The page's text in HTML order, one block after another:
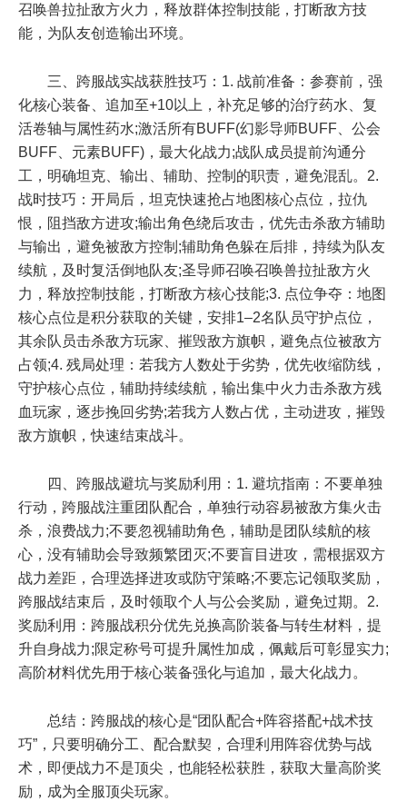
召唤兽拉扯敌方火力，释放群体控制技能，打断敌方技
能，为队友创造输出环境。
三、跨服战实战获胜技巧：1. 战前准备：参赛前，强
化核心装备、追加至+10以上，补充足够的治疗药水、复
活卷轴与属性药水;激活所有BUFF(幻影导师BUFF、公会
BUFF、元素BUFF)，最大化战力;战队成员提前沟通分
工，明确坦克、输出、辅助、控制的职责，避免混乱。2.
战时技巧：开局后，坦克快速抢占地图核心点位，拉仇
恨，阻挡敌方进攻;输出角色绕后攻击，优先击杀敌方辅助
与输出，避免被敌方控制;辅助角色躲在后排，持续为队友
续航，及时复活倒地队友;圣导师召唤召唤兽拉扯敌方火
力，释放控制技能，打断敌方核心技能;3. 点位争夺：地图
核心点位是积分获取的关键，安排1–2名队员守护点位，
其余队员击杀敌方玩家、摧毁敌方旗帜，避免点位被敌方
占领;4. 残局处理：若我方人数处于劣势，优先收缩防线，
守护核心点位，辅助持续续航，输出集中火力击杀敌方残
血玩家，逐步挽回劣势;若我方人数占优，主动进攻，摧毁
敌方旗帜，快速结束战斗。
四、跨服战避坑与奖励利用：1. 避坑指南：不要单独
行动，跨服战注重团队配合，单独行动容易被敌方集火击
杀，浪费战力;不要忽视辅助角色，辅助是团队续航的核
心，没有辅助会导致频繁团灭;不要盲目进攻，需根据双方
战力差距，合理选择进攻或防守策略;不要忘记领取奖励，
跨服战结束后，及时领取个人与公会奖励，避免过期。2.
奖励利用：跨服战积分优先兑换高阶装备与转生材料，提
升自身战力;限定称号可提升属性加成，佩戴后可彰显实力;
高阶材料优先用于核心装备强化与追加，最大化战力。
总结：跨服战的核心是“团队配合+阵容搭配+战术技
巧”，只要明确分工、配合默契，合理利用阵容优势与战
术，即便战力不是顶尖，也能轻松获胜，获取大量高阶奖
励，成为全服顶尖玩家。